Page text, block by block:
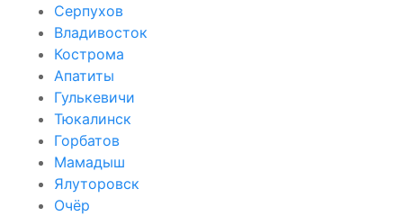
Серпухов
Владивосток
Кострома
Апатиты
Гулькевичи
Тюкалинск
Горбатов
Мамадыш
Ялуторовск
Очёр